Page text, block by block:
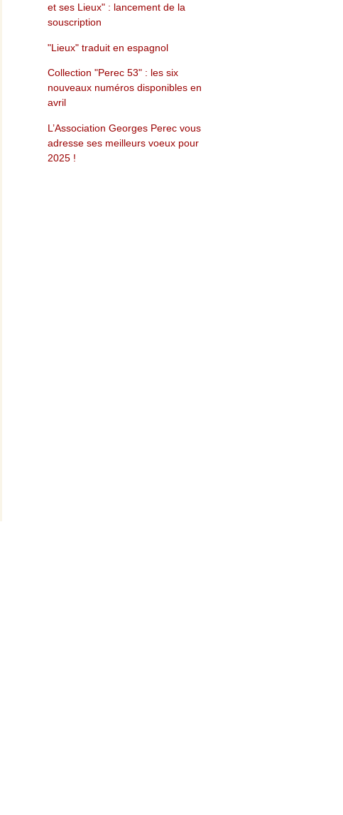
et ses Lieux" : lancement de la
souscription
"Lieux" traduit en espagnol
Collection "Perec 53" : les six
nouveaux numéros disponibles en
avril
L’Association Georges Perec vous
adresse ses meilleurs voeux pour
2025 !